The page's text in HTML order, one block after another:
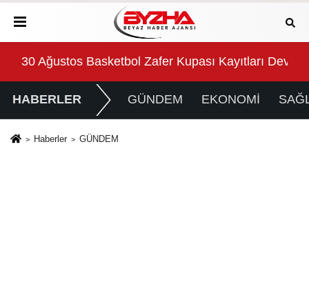
Devam Ediyor
Başkan Topaloğlu’nun duyarlılığı takdir topladı
HABERLER GÜNDEM EKONOMİ
Haberler GÜNDEM